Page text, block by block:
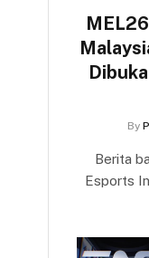
By
Berita
Esports